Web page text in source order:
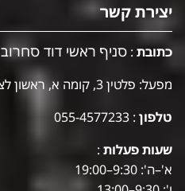
יצירת קשר
כתובת : סניף ראשי דוד סחרוב 10, ראשון לציון
מפעל: פלטין 3, קומה א, ראשון לציון
טלפון :
055-4577233
שעות פעלות :
א'–ה': 9:30–19:00